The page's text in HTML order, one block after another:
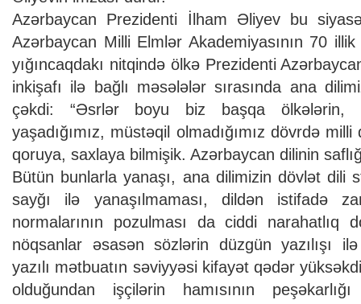
Azərbaycan Prezidenti İlham Əliyev bu
Azərbaycan Milli Elmlər Akademiyasının 70
yığıncaqdakı nitqində ölkə Prezidenti
inkişafı ilə bağlı məsələlər sırasında ana
çəkdi: “Əsrlər boyu biz başqa ölkələrin,
yaşadığımız, müstəqil olmadığımız dövrdə
qoruya, saxlaya bilmişik. Azərbaycan dilinin
Bütün bunlarla yanaşı, ana dilimizin dövlət dili
sayğı ilə yanaşılmaması, dildən istifadə
normalarının pozulması da ciddi narahatlıq
nöqsanlar əsasən sözlərin düzgün yazılışı
yazılı mətbuatın səviyyəsi kifayət qədər
olduğundan işçilərin hamısının